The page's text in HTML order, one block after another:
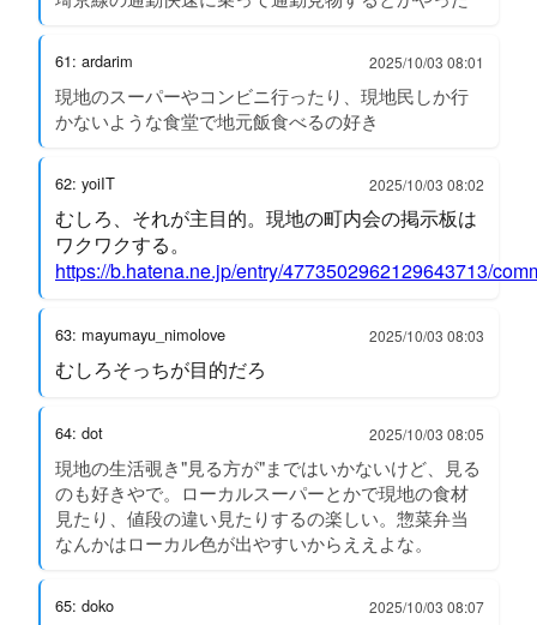
61: ardarim 2025/10/03 08:01
現地のスーパーやコンビニ行ったり、現地民しか行
かないような食堂で地元飯食べるの好き
62: yoiIT 2025/10/03 08:02
むしろ、それが主目的。現地の町内会の掲示板は
ワクワクする。
https://b.hatena.ne.jp/entry/4773502962129643713/
63: mayumayu_nimolove 2025/10/03 08:03
むしろそっちが目的だろ
64: dot 2025/10/03 08:05
現地の生活覗き"見る方が"まではいかないけど、見る
のも好きやで。ローカルスーパーとかで現地の食材
見たり、値段の違い見たりするの楽しい。惣菜弁当
なんかはローカル色が出やすいからええよな。
65: doko 2025/10/03 08:07